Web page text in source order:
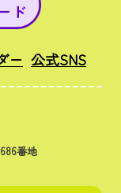
ー 公式SNS
番地